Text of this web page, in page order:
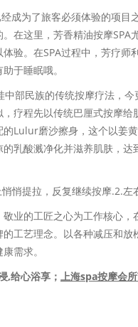
成为了旅客必须体验的项目
在这里，芳香精油按摩SPA
验。在SPA过程中，芳疗师
于睡眠哦。
部民族的传统按摩疗法，
疗程先以传统巴厘式按摩
Lulur磨沙擦身，这个以姜
乳酸溅净化并滋养肌肤，达
悄提拉，反复继续按摩.2.左
业的工匠之心为工作核心，
工艺理念。以各种减压和放
需求。
,给心浴享； 上海spa按摩会